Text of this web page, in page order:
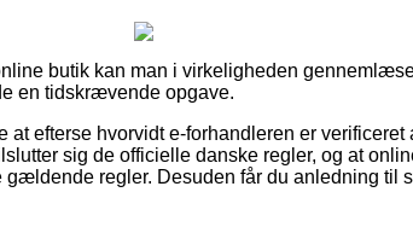
butik kan man i virkeligheden
en tidskrævende opgave.
at efterse hvorvidt e-forhandleren er
sig de officielle danske regler, og at
gældende regler. Desuden får du anledning til